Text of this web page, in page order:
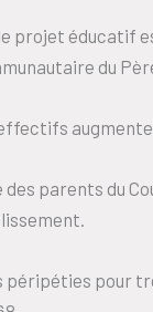
projet éducatif
du
des parents du
péripéties pour